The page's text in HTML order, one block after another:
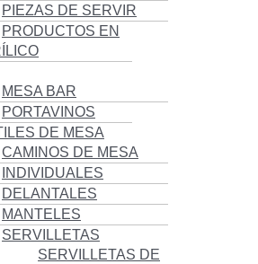
PIEZAS DE SERVIR
PRODUCTOS EN
MESA BAR
PORTAVINOS
DE MESA
CAMINOS DE MESA
INDIVIDUALES
DELANTALES
MANTELES
SERVILLETAS
SERVILLETAS DE